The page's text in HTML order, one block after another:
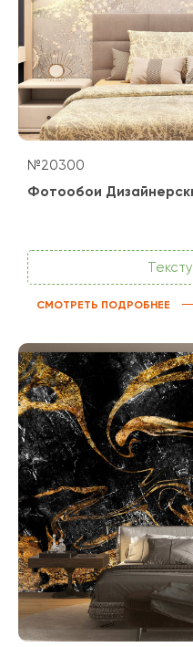
№20300
Фотообои
СМОТРЕТЬ ПОДРОБНЕЕ